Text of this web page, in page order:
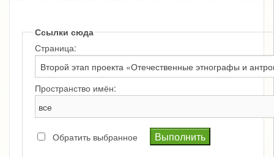
Ссылки сюда
Страница:
Пространство имён:
Обратить выбранное